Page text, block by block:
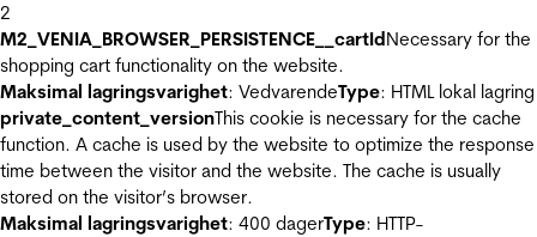
2
M2_VENIA_BROWSER_PERSISTENCE__cartIdNecessary for the
shopping cart functionality on the website.
Maksimal lagringsvarighet: VedvarendeType: HTML lokal lagring
private_content_versionThis cookie is necessary for the cache
function. A cache is used by the website to optimize the response
time between the visitor and the website. The cache is usually
stored on the visitor’s browser.
Maksimal lagringsvarighet: 400 dagerType: HTTP-